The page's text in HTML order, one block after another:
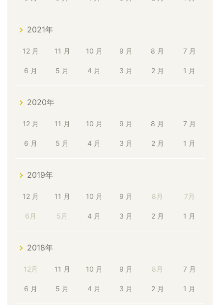
2021年
12 月 11 月 10 月 9 月 8 月 7 月
6 月 5 月 4 月 3 月 2 月 1 月
2020年
12 月 11 月 10 月 9 月 8 月 7 月
6 月 5 月 4 月 3 月 2 月 1 月
2019年
12 月 11 月 10 月 9 月 8月 7月
6月 5月 4 月 3 月 2 月 1 月
2018年
12月 11 月 10 月 9 月 8月 7 月
6 月 5 月 4 月 3 月 2 月 1 月